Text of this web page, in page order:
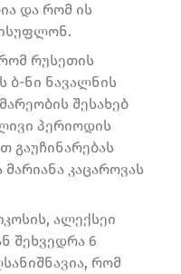
და რომ ის
რუსეთის
ბ-ნი ნავალნის
შესახებ
პერიოდის
გაუჩინარებას
კაცაროვას
ალექსეი
შეხვედრა 6
რომ